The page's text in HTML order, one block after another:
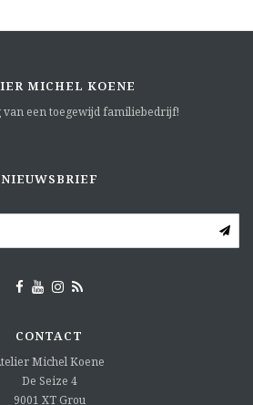
MICHEL KOENE
van een toegewijd familiebedrijf!
NIEUWSBRIEF
CONTACT
Michel Koene
De Seize 4
9001 XT Grou